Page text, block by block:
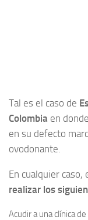
Tal es el caso de
Colombia en
en su defecto
ovodonante.
En cualquier
realizar los
Acudir a una clínica